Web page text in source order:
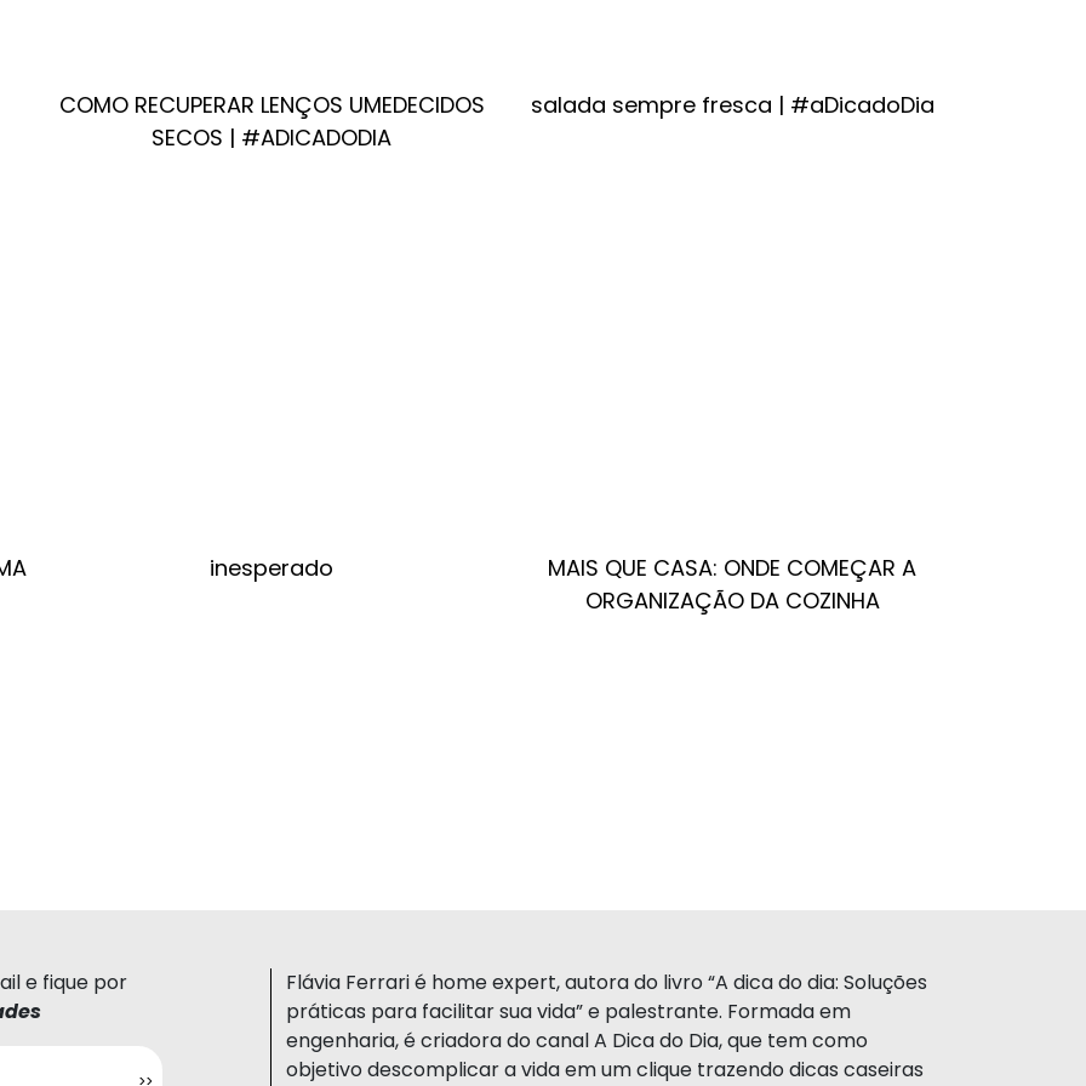
COMO RECUPERAR LENÇOS UMEDECIDOS
SECOS | #ADICADODIA
salada sempre fresca | #aDicadoDia
inesperado
MAIS QUE CASA: ONDE COMEÇAR A
ORGANIZAÇÃO DA COZINHA
e fique por
Flávia Ferrari é home expert, autora do livro “A dica do dia: Soluções
práticas para facilitar sua vida” e palestrante. Formada em
engenharia, é criadora do canal A Dica do Dia, que tem como
objetivo descomplicar a vida em um clique trazendo dicas caseiras